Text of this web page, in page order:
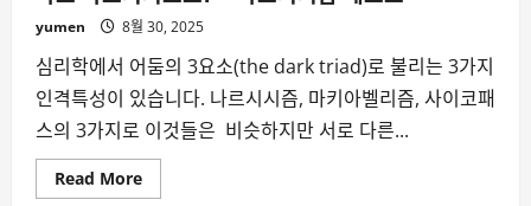
yumen 8월 30, 2025
심리학에서 어둠의 3요소(the dark triad)로 불리는 3가지
인격특성이 있습니다. 나르시시즘, 마키아벨리즘, 사이코패
스의 3가지로 이것들은 비슷하지만 서로 다른...
Read MoreRead
more